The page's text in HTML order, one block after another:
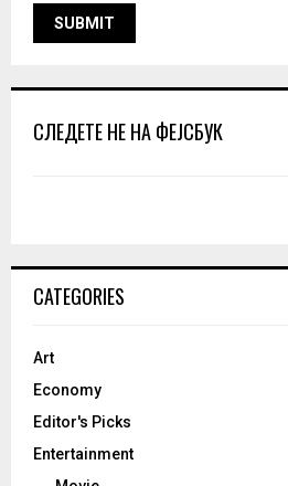
СЛЕДЕТЕ НЕ НА ФЕЈСБУК
CATEGORIES
Art
Economy
Editor's Picks
Entertainment